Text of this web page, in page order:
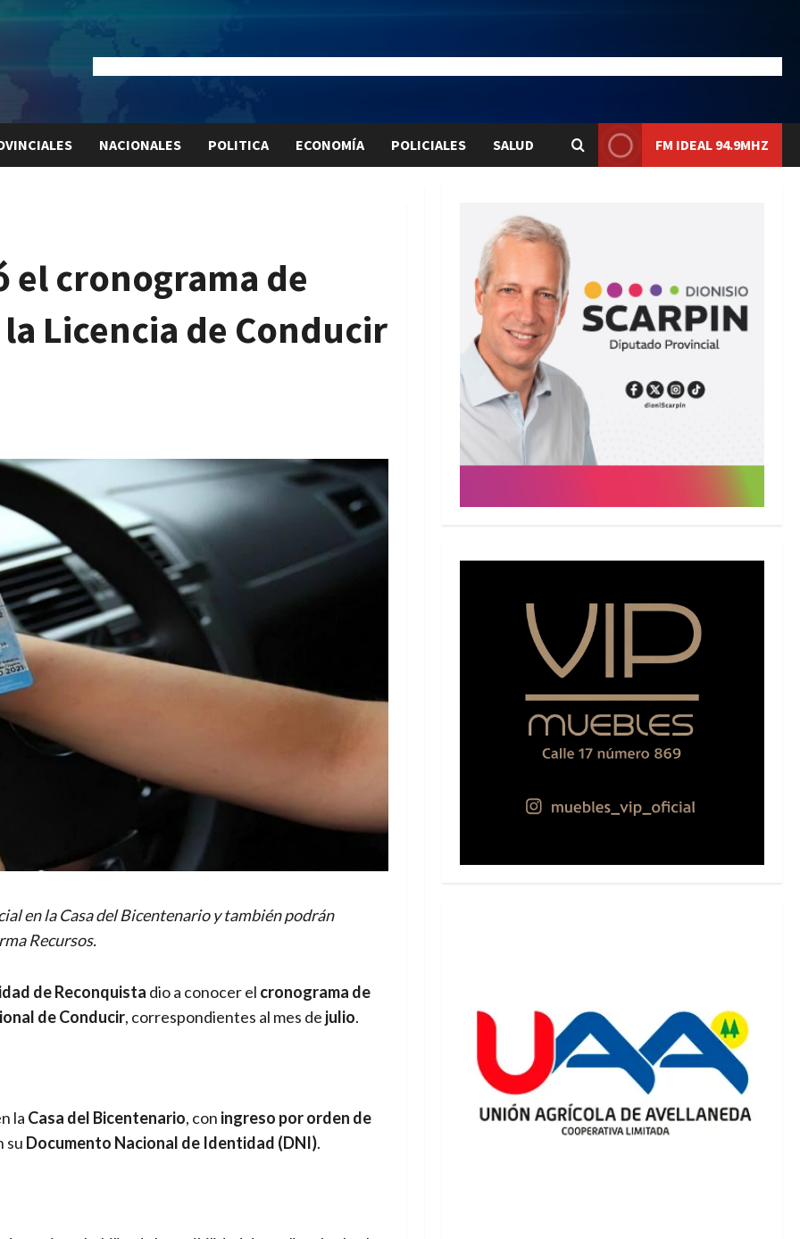
NACIONALES POLITICA ECONOMÍA POLICIALES SALUD FM IDEAL 94.9MHZ
cronograma de
Licencia de Conducir
en la Casa del Bicentenario y también podrán
Recursos.
de Reconquista dio a conocer el cronograma de
de Conducir, correspondientes al mes de julio.
la Casa del Bicentenario, con ingreso por orden de
su Documento Nacional de Identidad (DNI).